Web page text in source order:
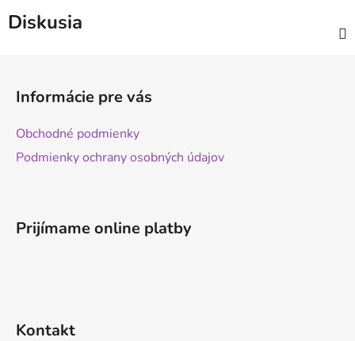
Diskusia
Informácie pre vás
Obchodné podmienky
Podmienky ochrany osobných údajov
Prijímame online platby
Kontakt